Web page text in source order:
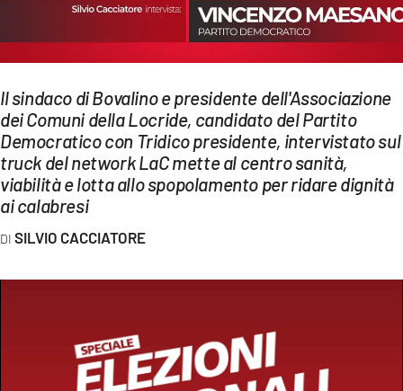
Streaming
LAC TV
LAC ONAIR
LaC
Network
LACITYMAG.IT
ILREGGINO.IT
Il sindaco di Bovalino e presidente dell'Associazione
dei Comuni della Locride, candidato del Partito
Democratico con Tridico presidente, intervistato sul
truck del network LaC mette al centro sanità,
viabilità e lotta allo spopolamento per ridare dignità
ai calabresi
SILVIO CACCIATORE